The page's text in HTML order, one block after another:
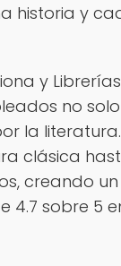
historia y
y
no
la
clásica
creando
sobre 5